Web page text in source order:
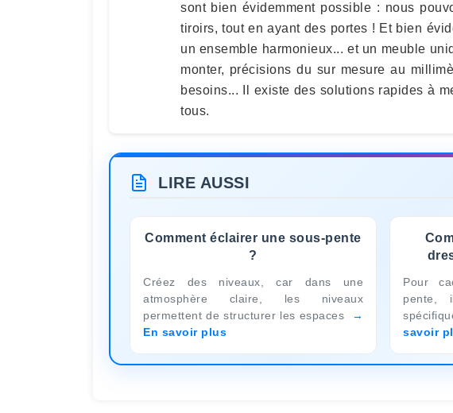
sont bien évidemment possible : nous
tiroirs, tout en ayant des portes ! Et bien
un ensemble harmonieux... et un meuble
monter, précisions du sur mesure au
besoins... Il existe des solutions rapides à
tous.
LIRE AUSSI
Comment éclairer une sous-pente
?
Créez des niveaux, car dans une
atmosphère claire, les niveaux
permettent de structurer les espaces
En savoir plus
Pour
pente,
savoir